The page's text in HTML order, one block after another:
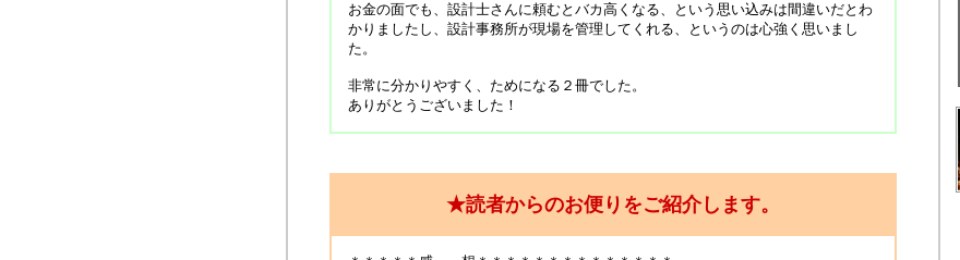
お金の面でも、設計士さんに頼むとバカ高くなる、という思い込みは間違いだとわ
かりましたし、設計事務所が現場を管理してくれる、というのは心強く思いまし
た。
非常に分かりやすく、ためになる２冊でした。
ありがとうございました！
★読者からのお便りをご紹介します。